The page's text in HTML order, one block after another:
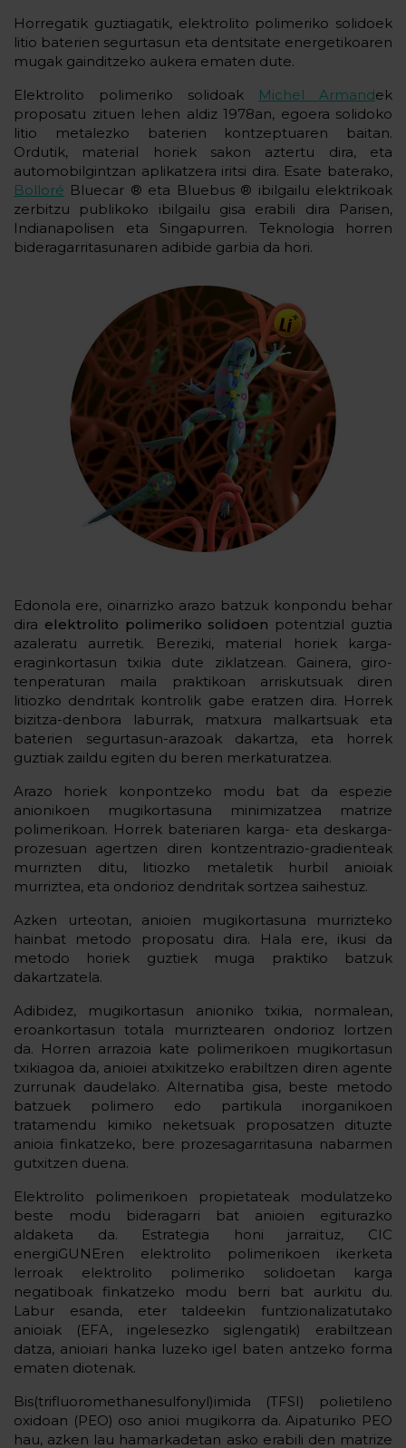
Horregatik guztiagatik, elektrolito polimeriko solidoek
litio baterien segurtasun eta dentsitate energetikoaren
mugak gainditzeko aukera ematen dute.
Elektrolito polimeriko solidoak
Michel Armandek
proposatu zituen lehen aldiz 1978an, egoera solidoko
litio metalezko baterien kontzeptuaren baitan.
Ordutik, material horiek sakon aztertu dira, eta
automobilgintzan aplikatzera iritsi dira. Esate baterako,
Bolloré Bluecar ® eta Bluebus ® ibilgailu elektrikoak
zerbitzu publikoko ibilgailu gisa erabili dira Parisen,
Indianapolisen eta Singapurren. Teknologia horren
bideragarritasunaren adibide garbia da hori.
Edonola ere, oinarrizko arazo batzuk konpondu behar
dira elektrolito polimeriko solidoen potentzial guztia
azaleratu aurretik. Bereziki, material horiek karga-
eraginkortasun txikia dute ziklatzean. Gainera, giro-
tenperaturan maila praktikoan arriskutsuak diren
litiozko dendritak kontrolik gabe eratzen dira. Horrek
bizitza-denbora laburrak, matxura malkartsuak eta
baterien segurtasun-arazoak dakartza, eta horrek
guztiak zaildu egiten du beren merkaturatzea.
Arazo horiek konpontzeko modu bat da espezie
anionikoen mugikortasuna minimizatzea matrize
polimerikoan. Horrek bateriaren karga- eta deskarga-
prozesuan agertzen diren kontzentrazio-gradienteak
murrizten ditu, litiozko metaletik hurbil anioiak
murriztea, eta ondorioz dendritak sortzea saihestuz.
Azken urteotan, anioien mugikortasuna murrizteko
hainbat metodo proposatu dira. Hala ere, ikusi da
metodo horiek guztiek muga praktiko batzuk
dakartzatela.
Adibidez, mugikortasun anioniko txikia, normalean,
eroankortasun totala murriztearen ondorioz lortzen
da. Horren arrazoia kate polimerikoen mugikortasun
txikiagoa da, anioiei atxikitzeko erabiltzen diren agente
zurrunak daudelako. Alternatiba gisa, beste metodo
batzuek polimero edo partikula inorganikoen
tratamendu kimiko neketsuak proposatzen dituzte
anioia finkatzeko, bere prozesagarritasuna nabarmen
gutxitzen duena.
Elektrolito polimerikoen propietateak modulatzeko
beste modu bideragarri bat anioien egiturazko
aldaketa da. Estrategia honi jarraituz, CIC
energiGUNEren elektrolito polimerikoen ikerketa
lerroak elektrolito polimeriko solidoetan karga
negatiboak finkatzeko modu berri bat aurkitu du.
Labur esanda, eter taldeekin funtzionalizatutako
anioiak (EFA, ingelesezko siglengatik) erabiltzean
datza, anioiari hanka luzeko igel baten antzeko forma
ematen diotenak.
Bis(trifluoromethanesulfonyl)imida (TFSI) polietileno
oxidoan (PEO) oso anioi mugikorra da. Aipaturiko PEO
hau, azken lau hamarkadetan asko erabili den matrize